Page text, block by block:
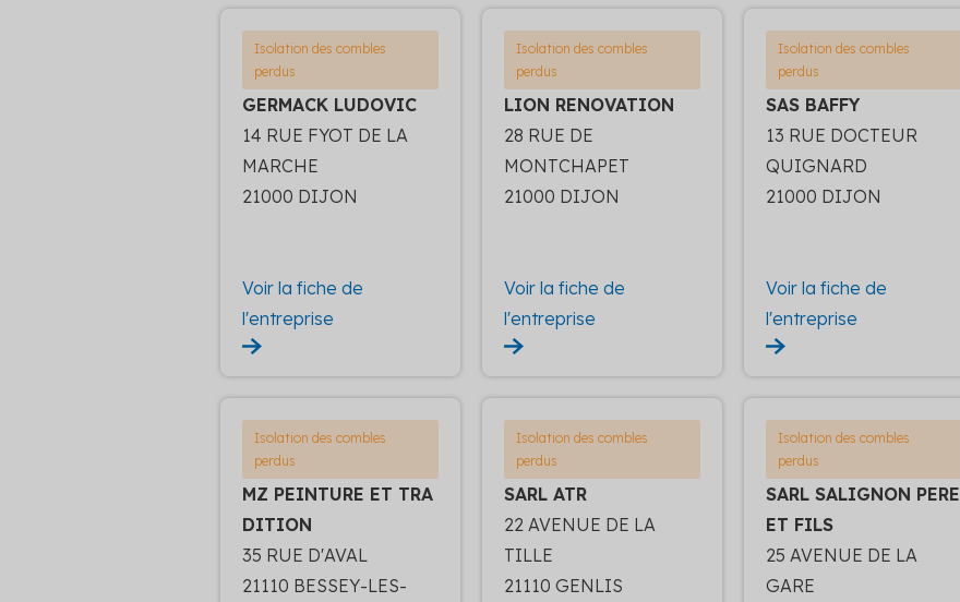
Isolation des combles
perdus
GERMACK LUDOVIC
14 RUE FYOT DE LA
MARCHE
21000 DIJON
Voir la fiche de
l'entreprise
Isolation des combles
perdus
LION RENOVATION
28 RUE DE
MONTCHAPET
21000 DIJON
Voir la fiche de
l'entreprise
Isolation des combles
perdus
SAS BAFFY
13 RUE DOCTEUR
QUIGNARD
21000 DIJON
Voir la fiche de
l'entreprise
Isolation des combles
perdus
MZ PEINTURE ET TRA
DITION
35 RUE D'AVAL
21110 BESSEY-LES-
Isolation des combles
perdus
SARL ATR
22 AVENUE DE LA
TILLE
21110 GENLIS
Isolation des combles
perdus
SARL SALIGNON PERE
ET FILS
25 AVENUE DE LA
GARE